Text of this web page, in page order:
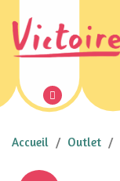
Accueil Outlet